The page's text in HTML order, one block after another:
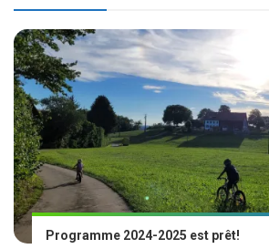
Programme 2024-2025 est prêt!